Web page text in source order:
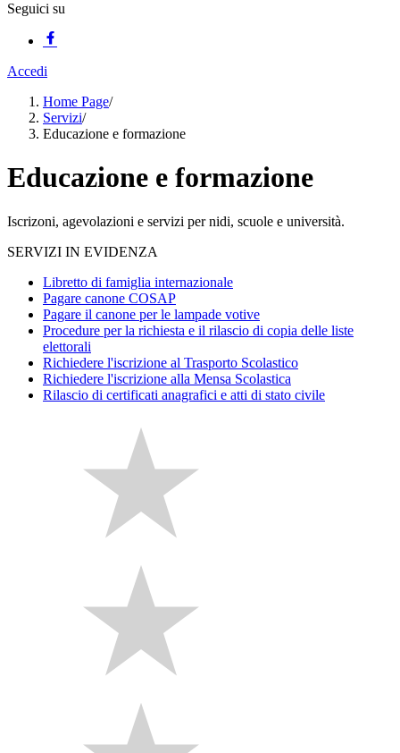
Seguici su
Accedi
Home Page/
Servizi/
Educazione e formazione
Educazione e formazione
Iscrizoni, agevolazioni e servizi per nidi, scuole e università.
SERVIZI IN EVIDENZA
Libretto di famiglia internazionale
Pagare canone COSAP
Pagare il canone per le lampade votive
Procedure per la richiesta e il rilascio di copia delle liste
elettorali
Richiedere l'iscrizione al Trasporto Scolastico
Richiedere l'iscrizione alla Mensa Scolastica
Rilascio di certificati anagrafici e atti di stato civile